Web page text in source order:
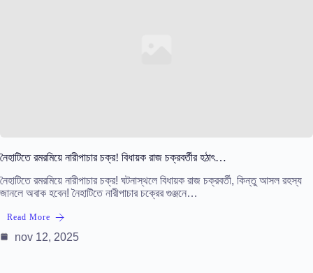
নৈহাটিতে রমরমিয়ে নারীপাচার চক্র! বিধায়ক রাজ চক্রবর্তীর হঠাৎ…
নৈহাটিতে রমরমিয়ে নারীপাচার চক্র! ঘটনাস্থলে বিধায়ক রাজ চক্রবর্তী, কিন্তু আসল রহস্য
জানলে অবাক হবেন! নৈহাটিতে নারীপাচার চক্রের গুঞ্জনে…
Read More
nov 12, 2025